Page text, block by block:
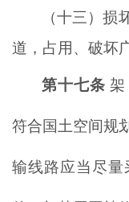
（十三）损
道，占用、破坏
第十七条架
符合国土空间规
输线路应当尽量